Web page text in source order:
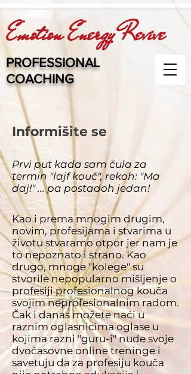
Emotion Energy Revive
PROFESSIONAL
COACHING
Informišite se
Prvi put kada sam čula za
termin "lajf kouč", rekoh: "Ma
daj!" ... pa postadoh jedan!
Kao i prema mnogim drugim,
novim, profesijama i stvarima u
životu stvaramo otpor jer nam je
to nepoznato i strano. Kao
drugo, mnoge "kolege" su
stvorile nepopularno mišljenje o
profesiji profesionalnog kouča
svojim neprofesionalnim radom.
Čak i danas možete naći u
raznim oglasnicima oglase u
kojima razni "guru-i" nude svoje
dvočasovne online treninge i
savetuju da za profesiju kouča